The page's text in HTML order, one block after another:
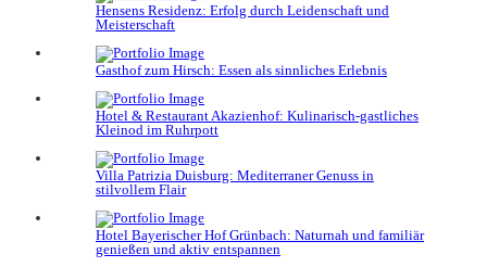
Hensens Residenz: Erfolg durch Leidenschaft und
Meisterschaft
Gasthof zum Hirsch: Essen als sinnliches Erlebnis
Hotel & Restaurant Akazienhof: Kulinarisch-gastliches
Kleinod im Ruhrpott
Villa Patrizia Duisburg: Mediterraner Genuss in
stilvollem Flair
Hotel Bayerischer Hof Grünbach: Naturnah und familiär
genießen und aktiv entspannen